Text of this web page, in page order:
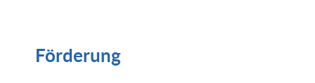
Förderung